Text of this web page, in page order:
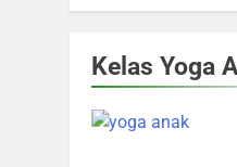
Kelas Yoga